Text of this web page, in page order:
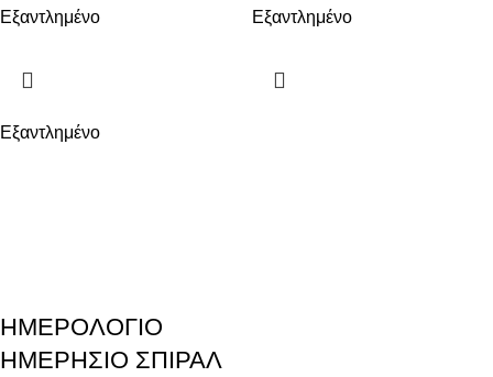
Εξαντλημένο
Εξαντλημένο
Εξαντλημένο
ΗΜΕΡΟΛΟΓΙΟ
ΗΜΕΡΗΣΙΟ ΣΠΙΡΑΛ